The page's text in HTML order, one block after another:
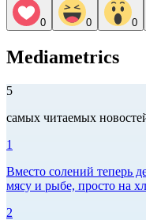
0 0 0
Mediametrics
5
самых читаемых
1
Вместо солений теперь
мясу и рыбе, просто на
2